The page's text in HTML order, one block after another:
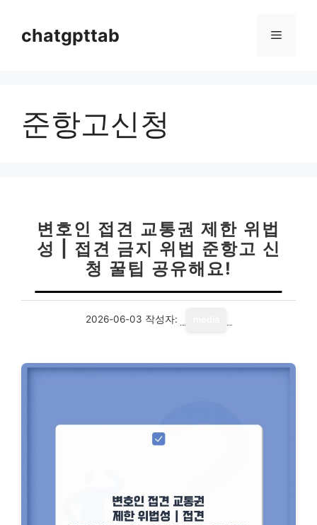
chatgpttab 메
준항고신청
변호인 접견 교통권 제한 위법
성 | 접견 금지 위법 준항고 신
청 꿀팁 공유해요!
2026-06-03 작성자: